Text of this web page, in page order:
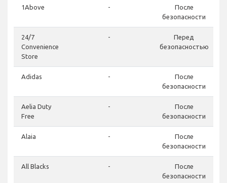
1Above -
После
безопасности
24/7
Convenience
Store
-
Перед
безопасностью
Adidas -
После
безопасности
Aelia Duty
Free
-
После
безопасности
Alaia -
После
безопасности
All Blacks -
После
безопасности